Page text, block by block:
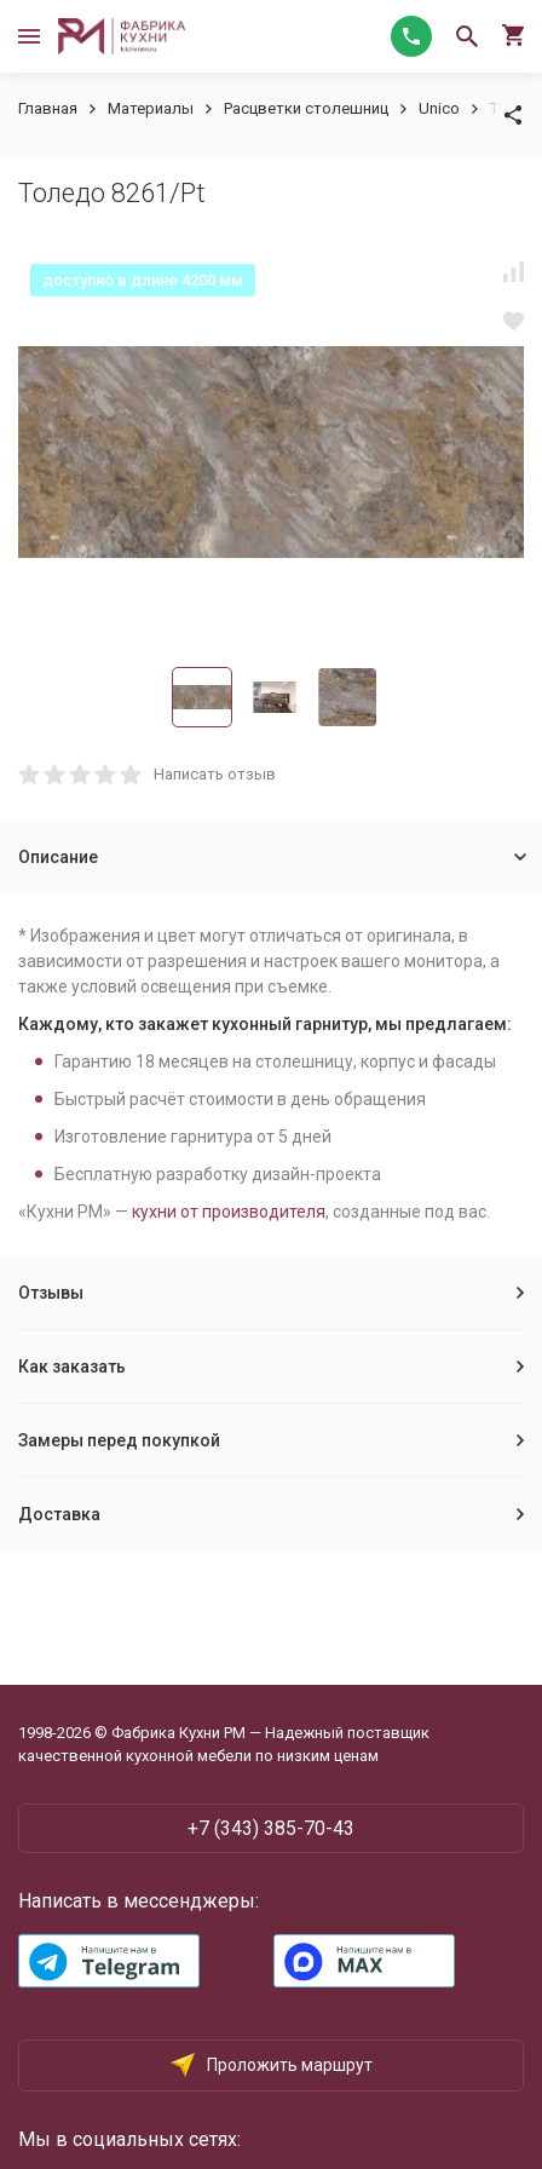
Главная Материалы Расцветки столешниц Unico
Толедо 8261/Pt
доступно в длине 4200 мм
Написать отзыв
Описание
* Изображения и цвет могут отличаться от оригинала, в
зависимости от разрешения и настроек вашего монитора, а
также условий освещения при съемке.
Каждому, кто закажет кухонный гарнитур, мы предлагаем:
Гарантию 18 месяцев на столешницу, корпус и фасады
Быстрый расчёт стоимости в день обращения
Изготовление гарнитура от 5 дней
Бесплатную разработку дизайн-проекта
«Кухни РМ» — кухни от производителя, созданные под вас.
Отзывы
Как заказать
Замеры перед покупкой
Доставка
1998-2026 © Фабрика Кухни РМ — Надежный поставщик
качественной кухонной мебели по низким ценам
‪+7 (343) 385-70-43
Написать в мессенджеры:
Проложить маршрут
Мы в социальных сетях: